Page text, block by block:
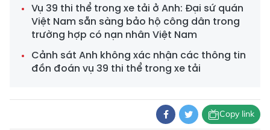
Vụ 39 thi thể trong xe tải ở Anh: Đại sứ quán
Việt Nam sẵn sàng bảo hộ công dân trong
trường hợp có nạn nhân Việt Nam
Cảnh sát Anh không xác nhận các thông tin
đồn đoán vụ 39 thi thể trong xe tải
Copy link